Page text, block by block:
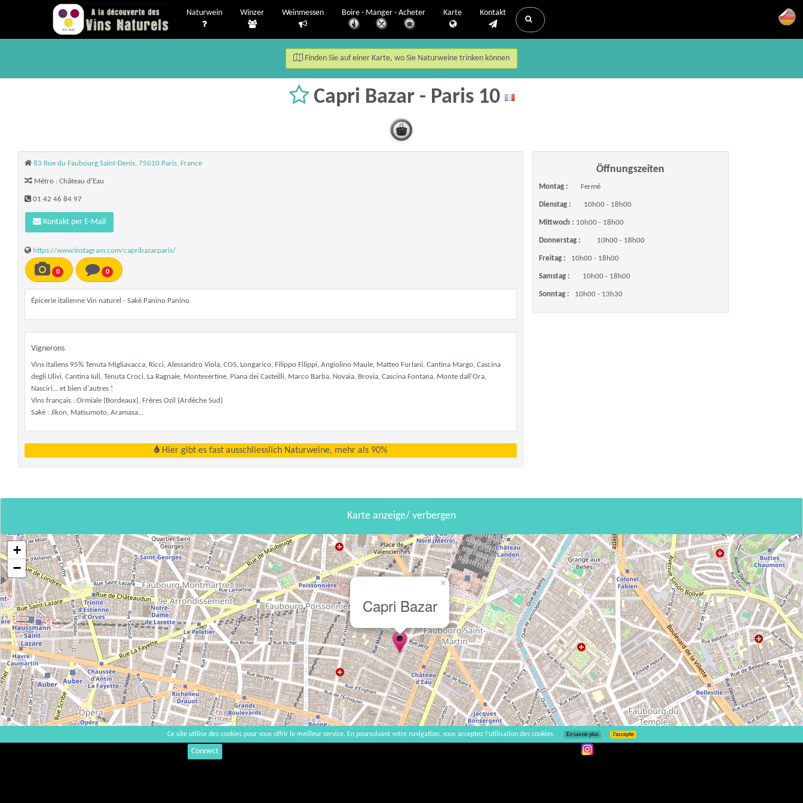
Naturwein Winzer Weinmessen Boire - Manger - Acheter Karte Kontakt
Finden Sie auf einer Karte, wo Sie Naturweine trinken können
Capri Bazar - Paris 10
83 Rue du Faubourg Saint-Denis, 75010 Paris, France
Métro : Château d'Eau
01 42 46 84 97
Kontakt per E-Mail
https://www.instagram.com/capribazarparis/
0 0
Épicerie italienne Vin naturel - Saké Panino Panino
Vignerons
Vins italiens 95% Tenuta Migliavacca, Ricci, Alessandro Viola, COS, Longarico, Filippo Filippi, Angiolino Maule, Matteo Furlani, Cantina Margo, Cascina
degli Ulivi, Cantina Iuli, Tenuta Croci, La Ragnaie, Montevertine, Piana dei Casteilli, Marco Barba, Novaia, Brovia, Cascina Fontana, Monte dall'Ora,
Nasciri... et bien d'autres !
Vins français : Ormiale (Bordeaux), Frères Ozil (Ardèche Sud)
Saké : Jikon, Matsumoto, Aramasa...
Hier gibt es fast ausschliesslich Naturweine, mehr als 90%
Öffnungszeiten
Montag : Fermé
Dienstag : 10h00 - 18h00
Mittwoch : 10h00 - 18h00
Donnerstag : 10h00 - 18h00
Freitag : 10h00 - 18h00
Samstag : 10h00 - 18h00
Sonntag : 10h00 - 13h30
Karte anzeige/ verbergen
Capri Bazar
×
+
−
Connect
Ce site utilise des cookies pour vous offrir le meilleur service. En poursuivant votre navigation, vous acceptez l’utilisation des cookies. En savoir plus J’accepte